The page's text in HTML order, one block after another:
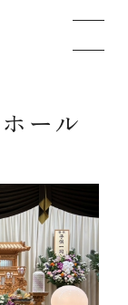
いて
ール